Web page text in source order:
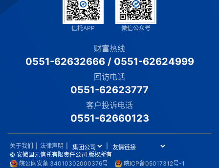
信托APP 微信公众号
财富热线
0551-62632666/ 0551-62624999
回访电话
0551-62623777
客户投诉电话
0551-62660123
关于我们 法律声明
© 安徽国元信托有限责任公司 版权所有
皖公网安备 34010302000376号
皖ICP备05017312号-1